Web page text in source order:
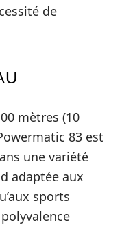
de
mètres (10
83 est
une variété
adaptée aux
sports